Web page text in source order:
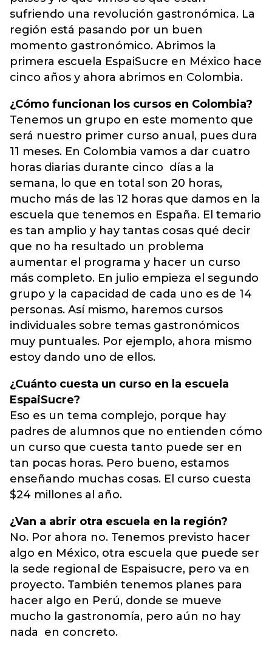
sufriendo una revolución gastronómica. La
región está pasando por un buen
momento gastronómico. Abrimos la
primera escuela EspaiSucre en México hace
cinco años y ahora abrimos en Colombia.
¿Cómo funcionan los cursos en Colombia?
Tenemos un grupo en este momento que
será nuestro primer curso anual, pues dura
11 meses. En Colombia vamos a dar cuatro
horas diarias durante cinco días a la
semana, lo que en total son 20 horas,
mucho más de las 12 horas que damos en la
escuela que tenemos en España. El temario
es tan amplio y hay tantas cosas qué decir
que no ha resultado un problema
aumentar el programa y hacer un curso
más completo. En julio empieza el segundo
grupo y la capacidad de cada uno es de 14
personas. Así mismo, haremos cursos
individuales sobre temas gastronómicos
muy puntuales. Por ejemplo, ahora mismo
estoy dando uno de ellos.
¿Cuánto cuesta un curso en la escuela
EspaiSucre?
Eso es un tema complejo, porque hay
padres de alumnos que no entienden cómo
un curso que cuesta tanto puede ser en
tan pocas horas. Pero bueno, estamos
enseñando muchas cosas. El curso cuesta
$24 millones al año.
¿Van a abrir otra escuela en la región?
No. Por ahora no. Tenemos previsto hacer
algo en México, otra escuela que puede ser
la sede regional de Espaisucre, pero va en
proyecto. También tenemos planes para
hacer algo en Perú, donde se mueve
mucho la gastronomía, pero aún no hay
nada en concreto.